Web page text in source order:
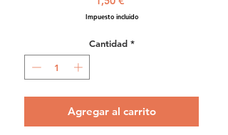
Impuesto incluido
Cantidad *
Agregar al carrito